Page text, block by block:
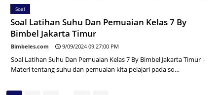
Soal
Soal Latihan Suhu Dan Pemuaian Kelas 7 By
Bimbel Jakarta Timur
Bimbeles.com 9/09/2024 09:27:00 PM
Soal Latihan Suhu Dan Pemuaian Kelas 7 By Bimbel Jakarta Timur |
Materi tentang suhu dan pemuaian kita pelajari pada so…